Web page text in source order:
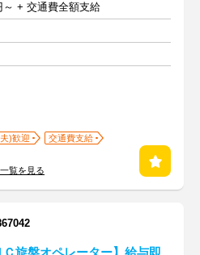
～ + 交通費全額支給
)歓迎
交通費支給
覧を見る